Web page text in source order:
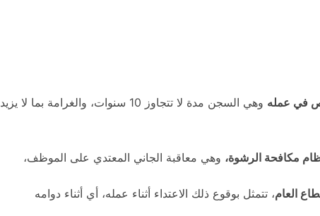
في عمله
وهي السجن مدة لا تتجاوز 10 سنوات، والغرامة بما لا يزيد
مكافحة الرشوة، وهي معاقبة الجاني المعتدي على الموظف،
العام، تتمثل بوقوع ذلك الاعتداء أثناء عمله، أي أثناء دوامه